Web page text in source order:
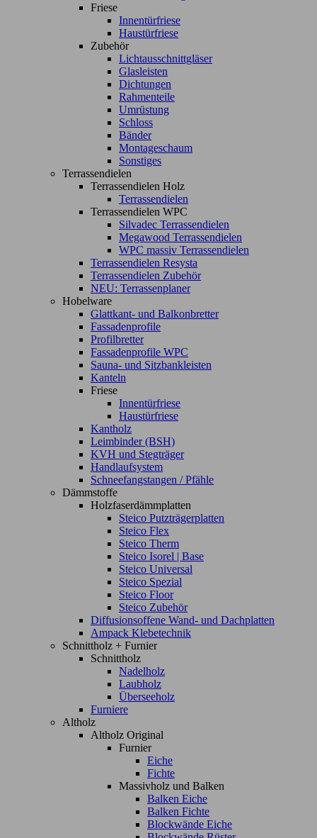
Friese
Innentürfriese
Haustürfriese
Zubehör
Lichtausschnittgläser
Glasleisten
Dichtungen
Rahmenteile
Umrüstung
Schloss
Bänder
Montageschaum
Sonstiges
Terrassendielen
Terrassendielen Holz
Terrassendielen
Terrassendielen WPC
Silvadec Terrassendielen
Megawood Terrassendielen
WPC massiv Terrassendielen
Terrassendielen Resysta
Terrassendielen Zubehör
NEU: Terrassenplaner
Hobelware
Glattkant- und Balkonbretter
Fassadenprofile
Profilbretter
Fassadenprofile WPC
Sauna- und Sitzbankleisten
Kanteln
Friese
Innentürfriese
Haustürfriese
Kantholz
Leimbinder (BSH)
KVH und Stegträger
Handlaufsystem
Schneefangstangen / Pfähle
Dämmstoffe
Holzfaserdämmplatten
Steico Putzträgerplatten
Steico Flex
Steico Therm
Steico Isorel | Base
Steico Universal
Steico Spezial
Steico Floor
Steico Zubehör
Diffusionsoffene Wand- und Dachplatten
Ampack Klebetechnik
Schnittholz + Furnier
Schnittholz
Nadelholz
Laubholz
Überseeholz
Furniere
Altholz
Altholz Original
Furnier
Eiche
Fichte
Massivholz und Balken
Balken Eiche
Balken Fichte
Blockwände Eiche